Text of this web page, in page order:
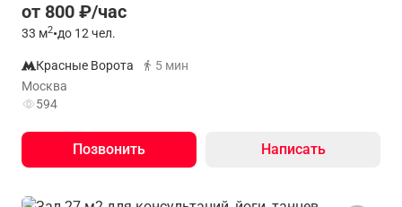
от 800 ₽/час
33 м2•до 12 чел.
Красные Ворота
5 мин
Москва
594
Позвонить Написать